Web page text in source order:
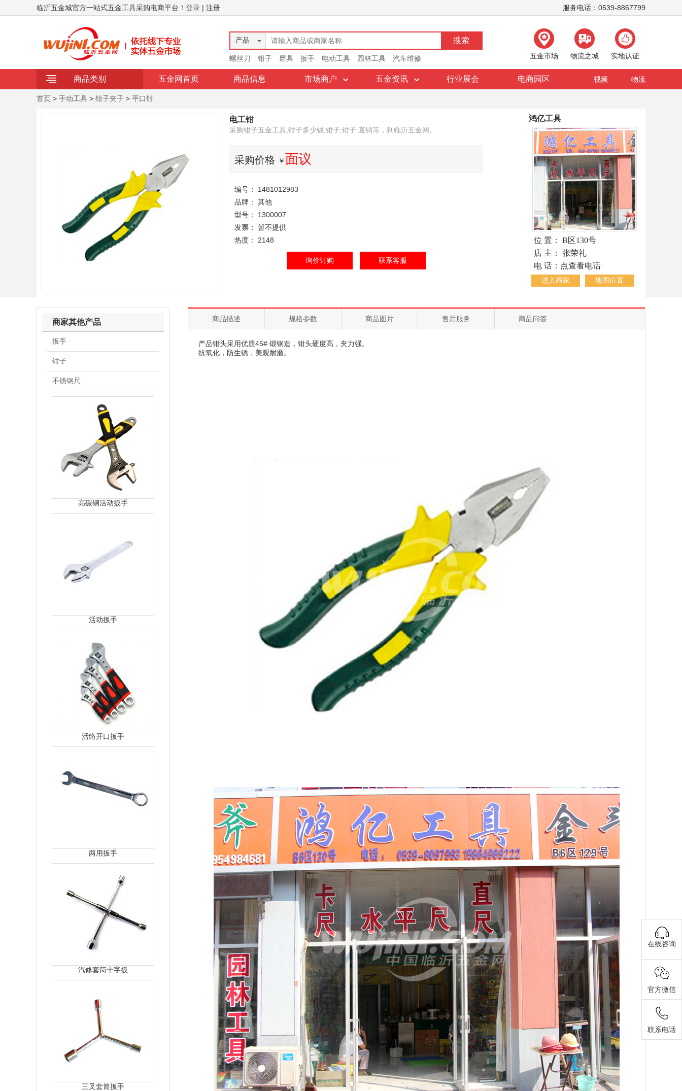
服务电话：0539-8867799
临沂五金城官方一站式五金工具采购电商平台！ 登录 | 注册
产品
螺丝刀 钳子 磨具 扳手 电动工具 园林工具 汽车维修 五金市场 物流之城 实地认证
商品类别 五金网首页 商品信息 市场商户 五金资讯 行业展会 电商园区 视频 物流
首页 > 手动工具 > 钳子夹子 > 平口钳
鸿亿工具
位 置： B区130号
店 主： 张荣礼
电 话：点查看电话
进入商家 地图位置
电工钳
采购钳子五金工具,钳子多少钱,钳子,钳子 直销等，到临沂五金网。
采购价格 ￥面议
编号： 1481012983
品牌： 其他
型号： 1300007
发票： 暂不提供
热度： 2148
询价订购 联系客服
商品描述 规格参数 商品图片 售后服务 商品问答
产品钳头采用优质45# 锻钢造，钳头硬度高，夹力强。
抗氧化，防生锈，美观耐磨。
商家其他产品
扳手
钳子
不锈钢尺
高碳钢活动扳手
活动扳手
活络开口扳手
两用扳手
汽修套筒十字扳
三叉套筒扳手
在线咨询
官方微信
联系电话